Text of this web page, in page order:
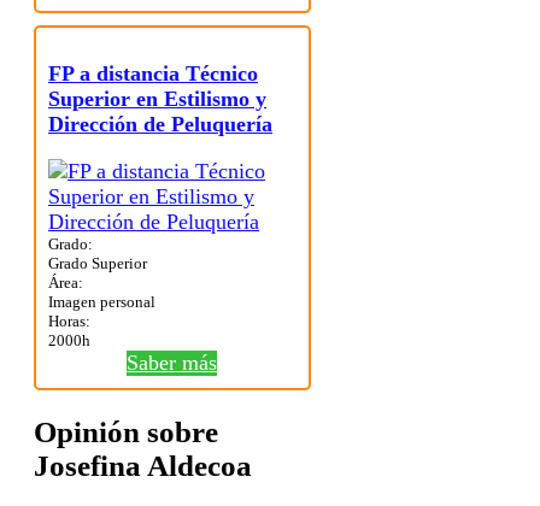
FP a distancia Técnico
Superior en Estilismo y
Dirección de Peluquería
Grado:
Grado Superior
Área:
Imagen personal
Horas:
2000h
Saber más
Opinión sobre
Josefina Aldecoa